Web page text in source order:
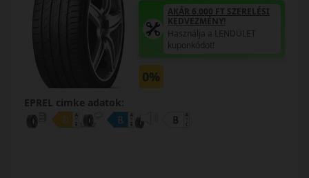
AKÁR 6.000 FT SZERELÉSI
KEDVEZMÉNY!
Használja a LENDÜLET
kuponkódot!
0%
EPREL cimke adatok: